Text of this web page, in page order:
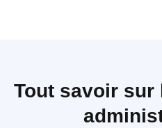
Tout savoir sur